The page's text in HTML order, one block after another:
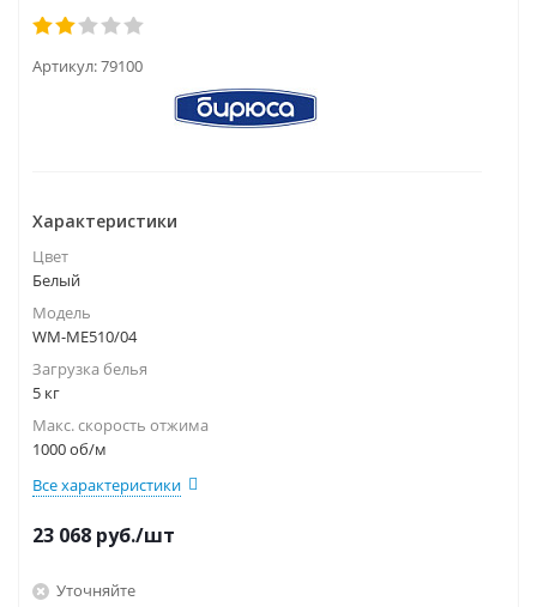
Артикул:79100
Характеристики
Цвет
Белый
Модель
WM-ME510/04
Загрузка белья
5 кг
Макс. скорость отжима
1000 об/м
Все характеристики
23 068 руб./шт
Уточняйте